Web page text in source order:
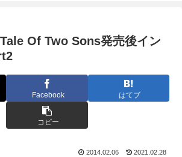
Of Two Sons発売後イン
Facebook はてブ
コピー
2014.02.06 2021.02.28